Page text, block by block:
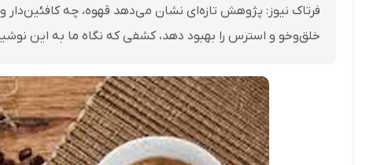
فرتاک نیوز: پژوهش تازه‌ای نشان می‌دهد قهوه، چه کافئین‌دار
خلق‌وخو و استرس را بهبود دهد، کشفی که نگاه ما به این